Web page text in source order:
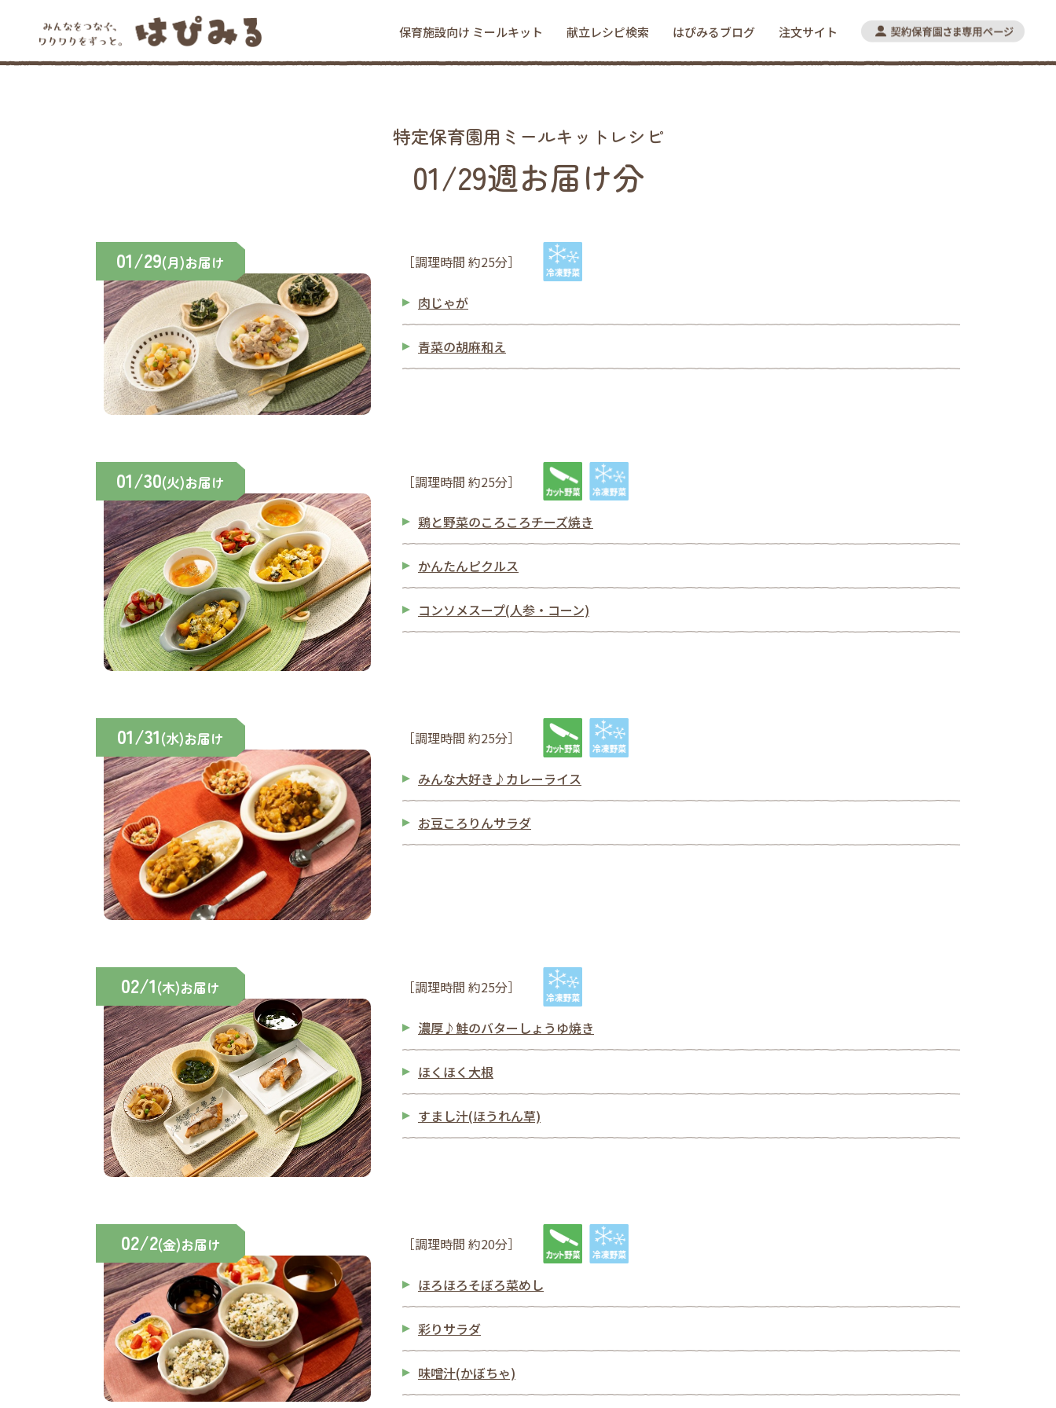
保育施設向け ミールキット 献立レシピ検索 はぴみるブログ 注文サイト
特定保育園用ミールキットレシピ
01/29週お届け分
01/29(月)お届け ［調理時間 約25分］
肉じゃが
青菜の胡麻和え
01/30(火)お届け ［調理時間 約25分］
鶏と野菜のころころチーズ焼き
かんたんピクルス
コンソメスープ(人参・コーン)
01/31(水)お届け ［調理時間 約25分］
みんな大好き♪カレーライス
お豆ころりんサラダ
02/1(木)お届け ［調理時間 約25分］
濃厚♪鮭のバターしょうゆ焼き
ほくほく大根
すまし汁(ほうれん草)
02/2(金)お届け ［調理時間 約20分］
ほろほろそぼろ菜めし
彩りサラダ
味噌汁(かぼちゃ)